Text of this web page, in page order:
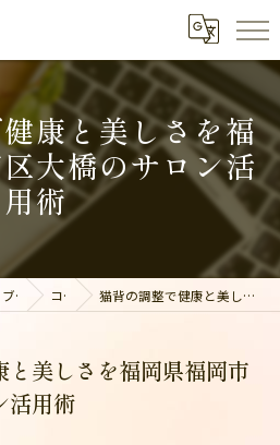
康と美しさを福
大橋のサロン活
用術
ブログ コラム 猫背の調整で健康と美しさを福岡県福岡市南区大橋のサロン活用術
と美しさを福岡県福岡市
活用術